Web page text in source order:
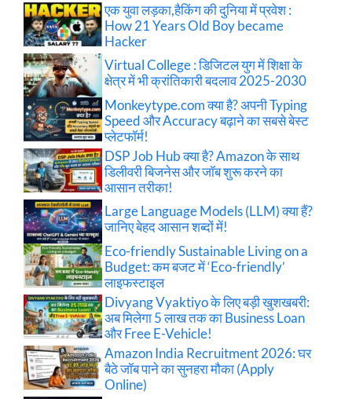
एक युवा लड़का,हैकिंग की दुनिया में प्रवेश :
How 21 Years Old Boy became
Hacker
Virtual College : डिजिटल युग में शिक्षा के
क्षेत्र में भी क्रांतिकारी बदलाव 2025-2030
Monkeytype.com क्या है? अपनी Typing
Speed और Accuracy बढ़ाने का सबसे बेस्ट
प्लेटफॉर्म!
DSP Job Hub क्या है? Amazon के साथ
डिलीवरी बिजनेस और जॉब शुरू करने का
आसान तरीका!
Large Language Models (LLM) क्या हैं?
जानिए बेहद आसान शब्दों में!
Eco-friendly Sustainable Living on a
Budget: कम बजट में ‘Eco-friendly’
लाइफस्टाइल
Divyang Vyaktiyo के लिए बड़ी खुशखबरी:
अब मिलेगा 5 लाख तक का Business Loan
और Free E-Vehicle!
Amazon India Recruitment 2026: घर
बैठे जॉब पाने का सुनहरा मौका (Apply
Online)